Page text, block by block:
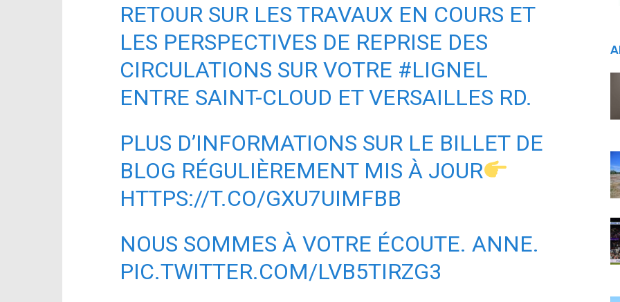
RETOUR SUR LES TRAVAUX EN COURS ET
LES PERSPECTIVES DE REPRISE DES
CIRCULATIONS SUR VOTRE #LIGNEL
ENTRE SAINT-CLOUD ET VERSAILLES RD.
PLUS D’INFORMATIONS SUR LE BILLET DE
BLOG RÉGULIÈREMENT MIS À JOUR
HTTPS://T.CO/GXU7UIMFBB
NOUS SOMMES À VOTRE ÉCOUTE. ANNE.
PIC.TWITTER.COM/LVB5TIRZG3